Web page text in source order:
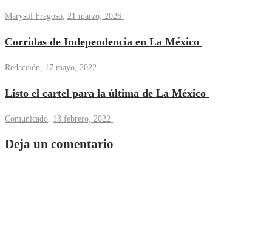
Marysol Fragoso, 21 marzo, 2026
Corridas de Independencia en La México
Redacción, 17 mayo, 2022
Listo el cartel para la última de La México
Comunicado, 13 febrero, 2022
Deja un comentario